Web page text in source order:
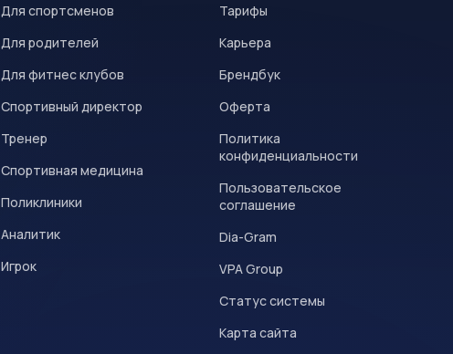
Для спортсменов
Для родителей
Для фитнес клубов
Спортивный директор
Тренер
Спортивная медицина
Поликлиники
Аналитик
Игрок
Тарифы
Карьера
Брендбук
Оферта
Политика
конфиденциальности
Пользовательское
соглашение
Dia-Gram
VPA Group
Статус системы
Карта сайта